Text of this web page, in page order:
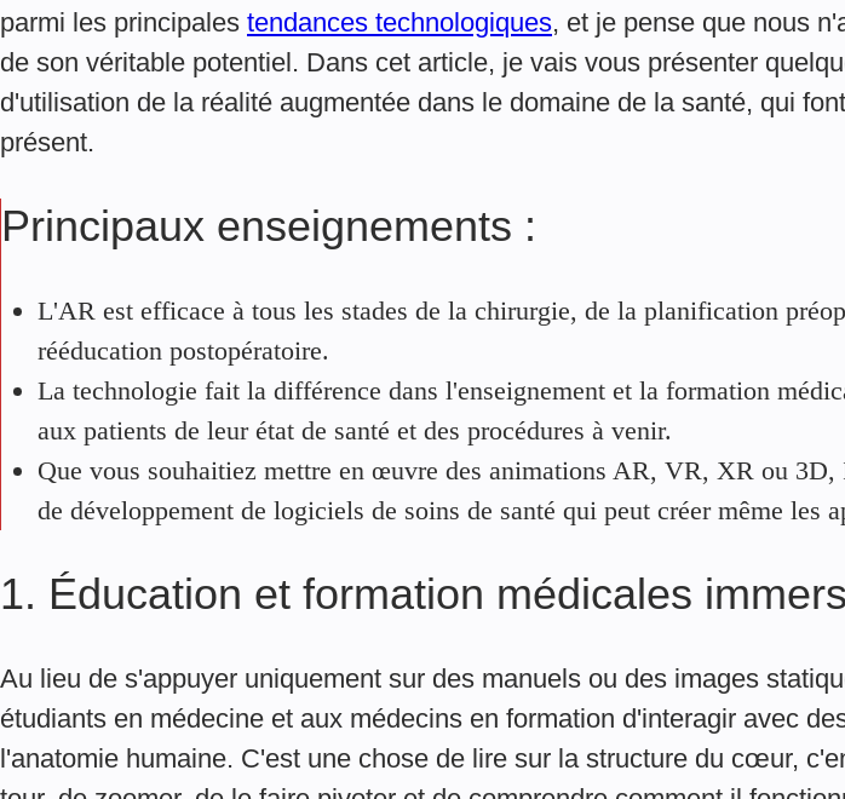
parmi les principales tendances technologiques, et je pense que nous
de son véritable potentiel. Dans cet article, je vais vous présenter
d'utilisation de la réalité augmentée dans le domaine de la santé, qui
présent.
Principaux enseignements :
L'AR est efficace à tous les stades de la chirurgie, de la planification
rééducation postopératoire.
La technologie fait la différence dans l'enseignement et la formation
aux patients de leur état de santé et des procédures à venir.
Que vous souhaitiez mettre en œuvre des animations AR, VR, XR ou 3D,
de développement de logiciels de soins de santé qui peut créer même les
1. Éducation et formation médicales
Au lieu de s'appuyer uniquement sur des manuels ou des images
étudiants en médecine et aux médecins en formation d'interagir avec
l'anatomie humaine. C'est une chose de lire sur la structure du cœur,